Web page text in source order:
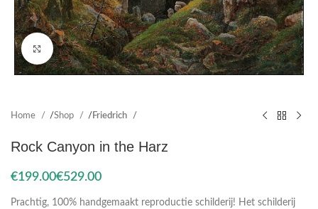
Click to enlarge
Home Shop Friedrich
Rock Canyon in the Harz
€ €
Prachtig, 100% handgemaakt reproductie schilderij! Het schilderij